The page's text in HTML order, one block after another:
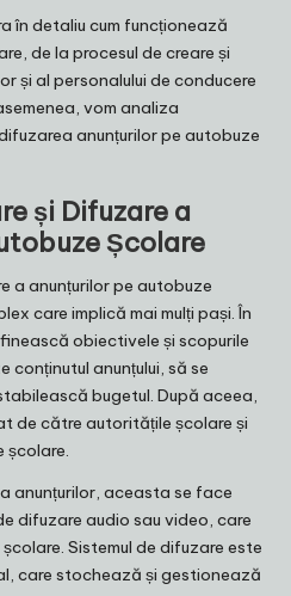
în detaliu cum funcționează
de la procesul de creare și
și al personalului de conducere
vom analiza
anunțurilor pe autobuze
și Difuzare a
Școlare
a anunțurilor pe autobuze
care implică mai mulți pași. În
obiectivele și scopurile
conținutul anunțului, să se
bugetul. După aceea,
de către autoritățile școlare și
anunțurilor, aceasta se face
difuzare audio sau video, care
Sistemul de difuzare este
care stochează și gestionează